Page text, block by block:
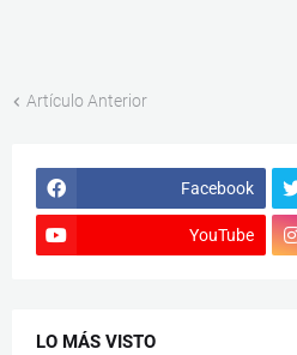
Artículo Anterior
Facebook
YouTube
LO MÁS VISTO